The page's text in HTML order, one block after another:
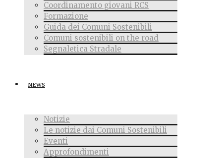
Coordinamento giovani RCS
Formazione
Guida dei Comuni Sostenibili
Comuni sostenibili on the road
Segnaletica Stradale
NEWS
Notizie
Le notizie dai Comuni Sostenibili
Eventi
Approfondimenti